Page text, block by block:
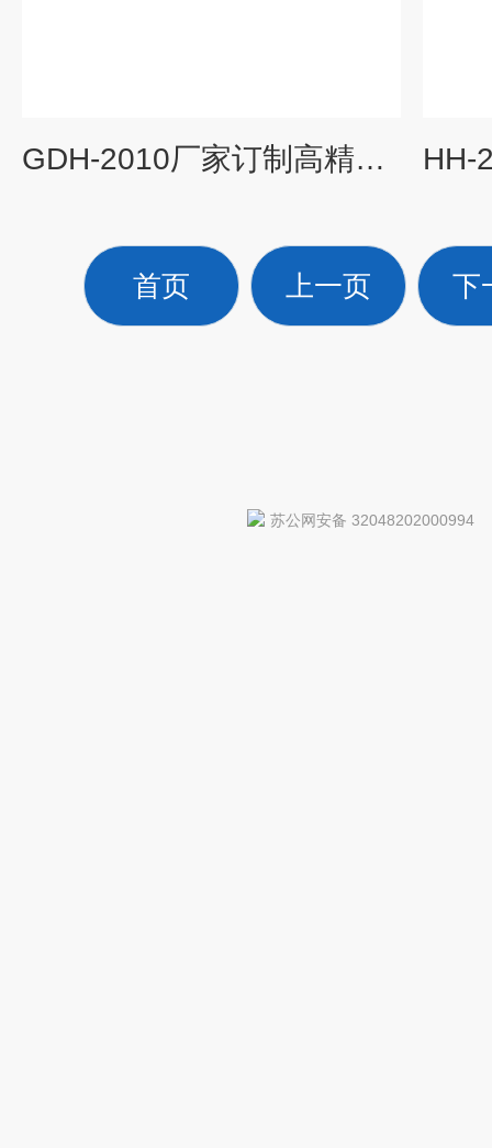
GDH-2010厂家订制高精度低温恒温水槽
首页 上一页 下
苏公网安备 32048202000994